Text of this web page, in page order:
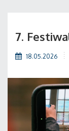
7.
18.05.2026